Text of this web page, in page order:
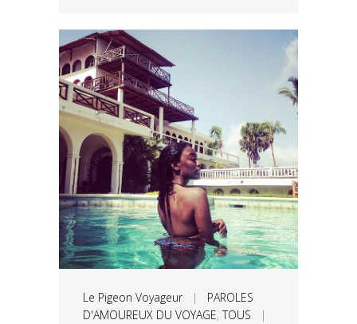
Le Pigeon Voyageur| PAROLES
D'AMOUREUX DU VOYAGE,TOUS |